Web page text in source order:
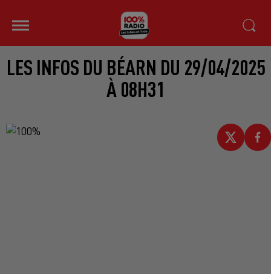
LES INFOS DU BÉARN DU 29/04/2025
À 08H31